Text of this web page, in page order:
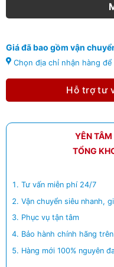
Giá đã bao gồm vận
Chọn địa chỉ nhận hàng
Hỗ trợ tư
YÊN
TỔNG
Tư vấn miễn phí 24/7
Vận chuyển siêu nhanh,
Phục vụ tận tâm
Bảo hành chính hãng
Hàng mới 100% nguyên